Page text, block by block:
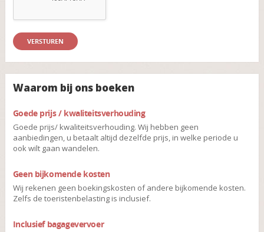
Waarom bij ons boeken
Goede prijs / kwaliteitsverhouding
Goede prijs/ kwaliteitsverhouding. Wij hebben geen
aanbiedingen, u betaalt altijd dezelfde prijs, in welke periode u
ook wilt gaan wandelen.
Geen bijkomende kosten
Wij rekenen geen boekingskosten of andere bijkomende kosten.
Zelfs de toeristenbelasting is inclusief.
Inclusief bagagevervoer